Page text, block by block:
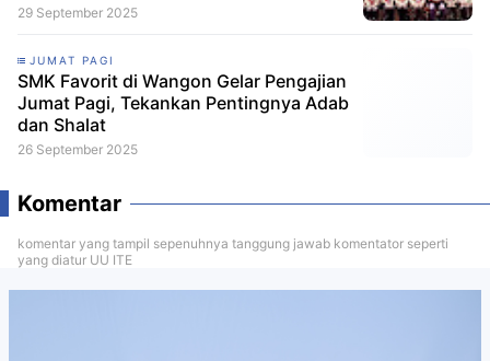
PERIODE 2025-2026 GUDEP SMK
29 September 2025
JUMAT PAGI
SMK Favorit di Wangon Gelar Pengajian
Jumat Pagi, Tekankan Pentingnya Adab
dan Shalat
26 September 2025
Komentar
komentar yang tampil sepenuhnya tanggung jawab komentator seperti
yang diatur UU ITE